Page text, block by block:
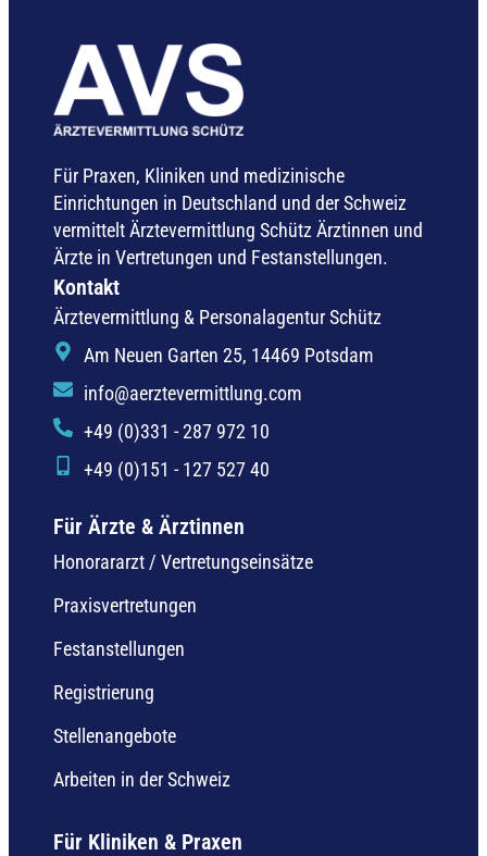
Für Praxen, Kliniken und medizinische
Einrichtungen in Deutschland und der Schweiz
vermittelt Ärztevermittlung Schütz Ärztinnen und
Ärzte in Vertretungen und Festanstellungen.
Für Ärzte & Ärztinnen
Honorararzt / Vertretungseinsätze
Praxisvertretungen
Festanstellungen
Registrierung
Stellenangebote
Arbeiten in der Schweiz
Für Kliniken & Praxen
Kontakt
Ärztevermittlung & Personalagentur Schütz
Am Neuen Garten 25, 14469 Potsdam
info@aerztevermittlung.com
+49 (0)331 - 287 972 10
+49 (0)151 - 127 527 40